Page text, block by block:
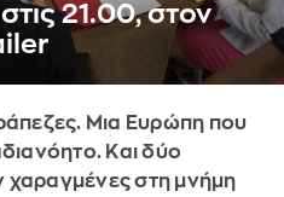
21.00, στον
Μια Ευρώπη που
Και δύο
χαραγμένες στη μνήμη